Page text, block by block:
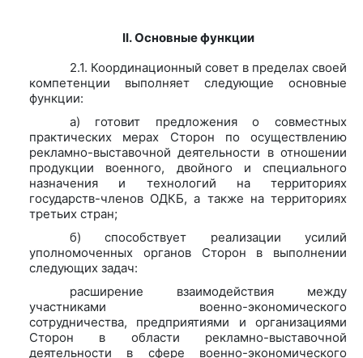
II. Основные функции
2.1. Координационный совет в пределах своей
компетенции выполняет следующие основные
функции:
а) готовит предложения о совместных
практических мерах Сторон по осуществлению
рекламно-выставочной деятельности в отношении
продукции военного, двойного и специального
назначения и технологий на территориях
государств-членов ОДКБ, а также на территориях
третьих стран;
б) способствует реализации усилий
уполномоченных органов Сторон в выполнении
следующих задач:
расширение взаимодействия между
участниками военно-экономического
сотрудничества, предприятиями и организациями
Сторон в области рекламно-выставочной
деятельности в сфере военно-экономического